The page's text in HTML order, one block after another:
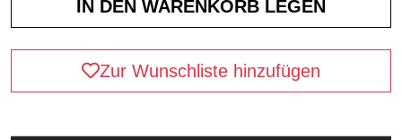
Zur Wunschliste hinzufügen